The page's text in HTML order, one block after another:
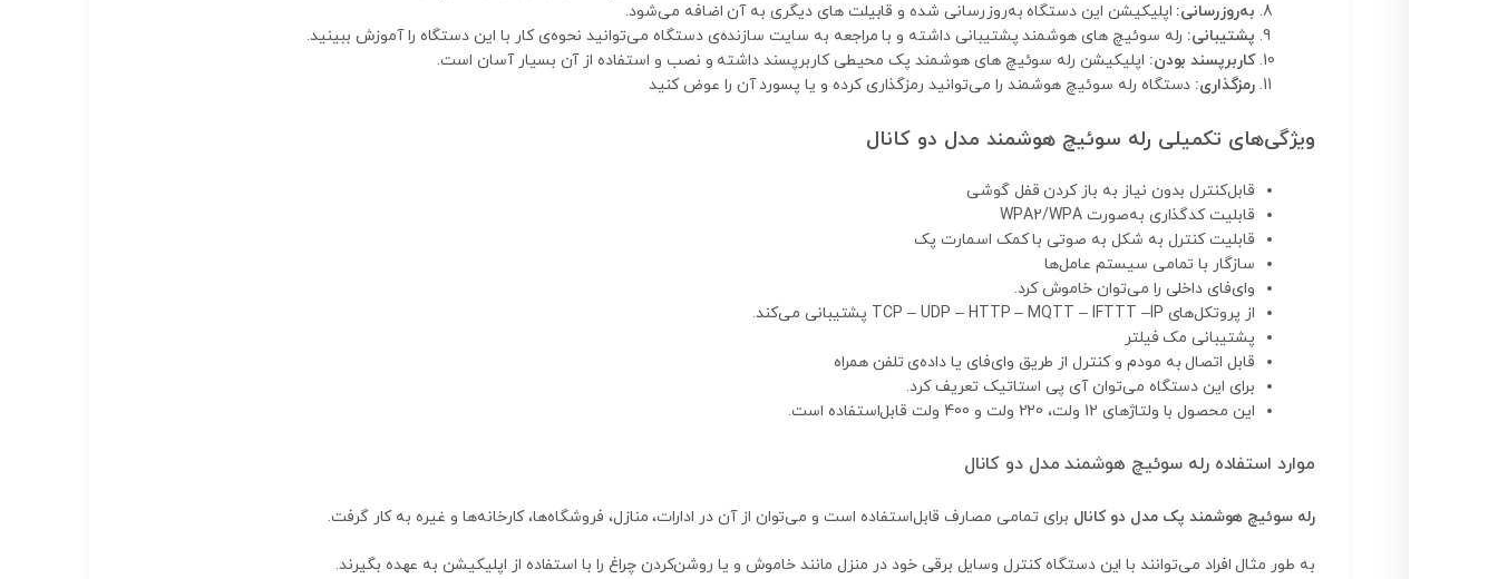
به‌روزرسانی: اپلیکیشن این دستگاه به‌روزرسانی شده و قابیلت های دیگری به آن اضافه می‌شود.
پشتیبانی: رله سوئیچ های هوشمند پشتیبانی داشته و با مراجعه به سایت سازنده‌ی دستگاه می‌توانید نحوه‌ی کار با این دستگاه را آموزش ببینید.
کاربرپسند بودن: اپلیکیشن رله سوئیچ های هوشمند پک محیطی کاربرپسند داشته و نصب و استفاده از آن بسیار آسان است.
رمزگذاری: دستگاه رله سوئیچ هوشمند را می‌توانید رمزگذاری کرده و یا پسورد آن را عوض کنید
ویژگی‌های تکمیلی رله سوئیچ هوشمند مدل دو کانال
قابل‌کنترل بدون نیاز به باز کردن قفل گوشی
قابلیت کدگذاری به‌صورت WPA2/WPA
قابلیت کنترل به شکل به صوتی با کمک اسمارت پک
سازگار با تمامی سیستم عامل‌ها
وای‌فای داخلی را می‌توان خاموش کرد.
از پروتکل‌های TCP – UDP – HTTP – MQTT – IFTTT –IP پشتیبانی می‌کند.
پشتیبانی مک فیلتر
قابل اتصال به مودم و کنترل از طریق وای‌فای یا داده‌ی تلفن همراه
برای این دستگاه می‌توان آی پی استاتیک تعریف کرد.
این محصول با ولتاژهای 12 ولت، 220 ولت و 400 ولت قابل‌استفاده است.
موارد استفاده رله سوئیچ هوشمند مدل دو کانال
رله سوئیچ هوشمند پک مدل دو کانال برای تمامی مصارف قابل‌استفاده است و می‌توان از آن در ادارات، منازل، فروشگاه‌ها، کارخانه‌ها و غیره به کار گرفت.
به طور مثال افراد می‌توانند با این دستگاه کنترل وسایل برقی خود در منزل مانند خاموش و یا روشن‌کردن چراغ را با استفاده از اپلیکیشن به عهده بگیرند.